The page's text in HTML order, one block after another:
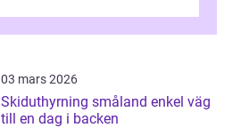
03 mars 2026
Skiduthyrning småland enkel väg
till en dag i backen